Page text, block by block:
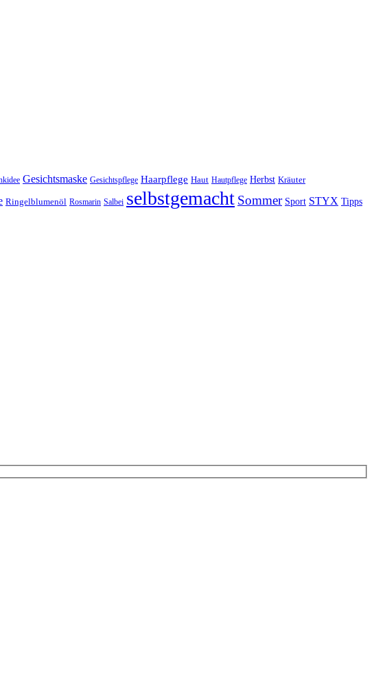
Gesichtsmaske Gesichtspflege Haarpflege Haut Hautpflege Herbst Kräuter
Ringelblumenöl Rosmarin Salbei selbstgemacht Sommer Sport STYX Tipps